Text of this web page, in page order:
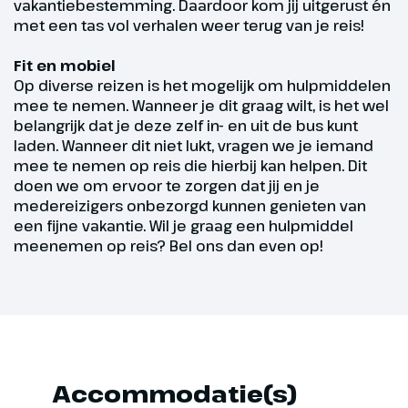
Hoogtepunt
vakantiebestemming. Daardoor kom jij uitgerust én
met een tas vol verhalen weer terug van je reis!
Fit en mobiel
Op diverse reizen is het mogelijk om hulpmiddelen
mee te nemen. Wanneer je dit graag wilt, is het wel
belangrijk dat je deze zelf in- en uit de bus kunt
laden. Wanneer dit niet lukt, vragen we je iemand
mee te nemen op reis die hierbij kan helpen. Dit
doen we om ervoor te zorgen dat jij en je
medereizigers onbezorgd kunnen genieten van
een fijne vakantie. Wil je graag een hulpmiddel
meenemen op reis? Bel ons dan even op!
Accommodatie(s)